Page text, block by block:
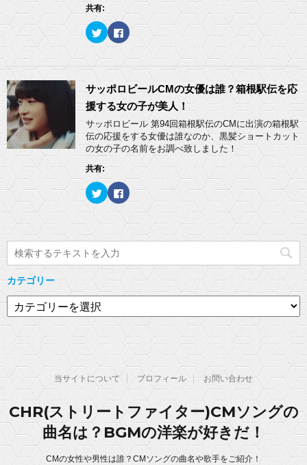
新
い
ウ
ィ
ド
ウ
開
き
ま
す
し
て
く
さ
い
新
し
い
ウ
ン
ド
ウ
で
開
す
共有:
ク
リ
ッ
て
T
w
t
t
e
r
で
共
有
新
し
い
ウ
ィ
ン
で
開
き
ま
す
F
a
b
o
k
で
共
有
す
る
に
は
ク
ク
し
て
く
い
新
ウ
ド
開
ま
す
サッポロビールCMの女優は誰？箱根駅伝を応
援する女の子が美人！
サッポロビール 第94回箱根駅伝のCMに出演の箱根駅
伝の応援をする女優は誰なのか、黒髪ショートカット
の女の子の名前をお調べ致しました！
共有:
ク
リ
ク
し
T
w
i
t
t
e
r
で
有
し
い
ウ
ド
ウ
き
ま
す
)
F
a
b
o
共
有
る
に
ク
ク
し
だ
い
新
し
い
ウ
ィ
ド
ウ
カテゴリー
カ
テ
リ
ー
当サイトについて プロフィール お問い合わせ
CHR(ストリートファイター)CMソングの
曲名は？BGMの洋楽が好きだ！
CMの女性や男性は誰？CMソングの曲名や歌手をご紹介！